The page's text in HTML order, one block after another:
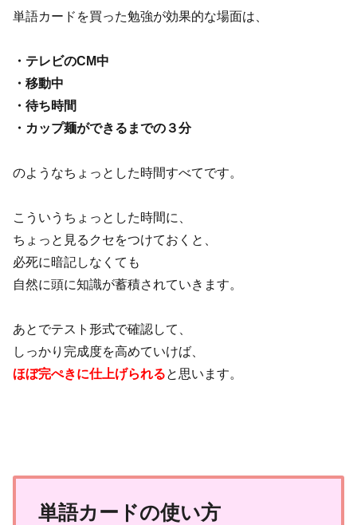
単語カードを買った勉強が効果的な場面は、
・テレビのCM中
・移動中
・待ち時間
・カップ麺ができるまでの３分
のようなちょっとした時間すべてです。
こういうちょっとした時間に、
ちょっと見るクセをつけておくと、
必死に暗記しなくても
自然に頭に知識が蓄積されていきます。
あとでテスト形式で確認して、
しっかり完成度を高めていけば、
ほぼ完ぺきに仕上げられると思います。
単語カードの使い方